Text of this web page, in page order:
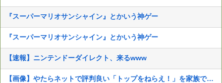
『スーパーマリオサンシャイン』とかいう神ゲー
『スーパーマリオサンシャイン』とかいう神ゲー
【速報】ニンテンドーダイレクト、来るwww
【画像】やたらネットで評判良い「トップをねらえ！」を家族で見た結果とんでもない物が映ったんだが…